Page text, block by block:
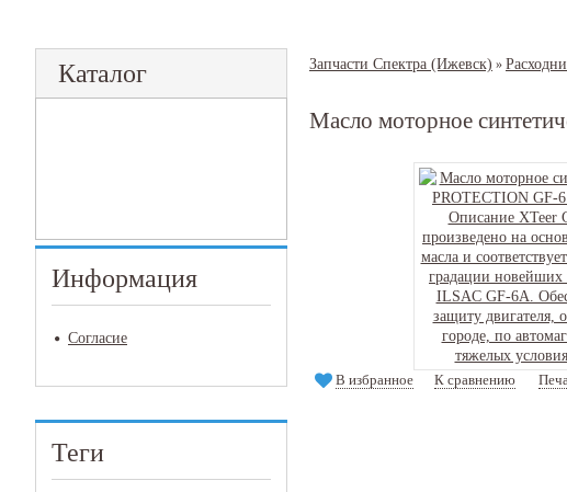
Каталог
Информация
Согласие
Теги
Запчасти Спектра (Ижевск) »
Масло моторное
В избранное К сравнению